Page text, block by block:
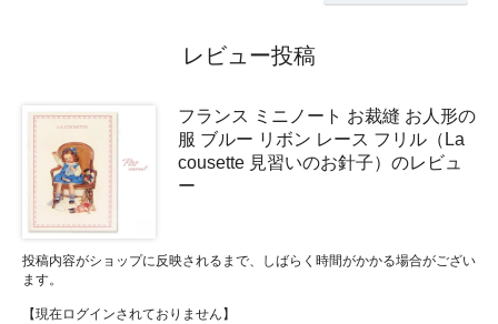
レビュー投稿
フランス ミニノート お裁縫 お人形の
服 ブルー リボン レース フリル（La
cousette 見習いのお針子）のレビュ
ー
投稿内容がショップに反映されるまで、しばらく時間がかかる場合がござい
ます。
【現在ログインされておりません】